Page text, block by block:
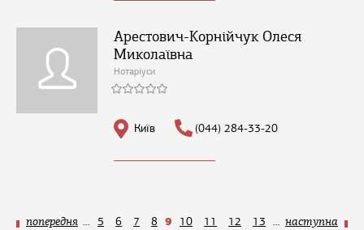
Арестович-Корнійчук Олеся
Миколаївна
Нотаріуси
Київ (044) 284-33-20
попередня ... 5 6 7 8 9 10 11 12 13 ... наступна